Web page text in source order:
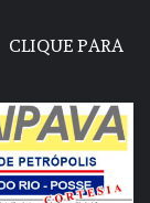
CLIQUE PARA